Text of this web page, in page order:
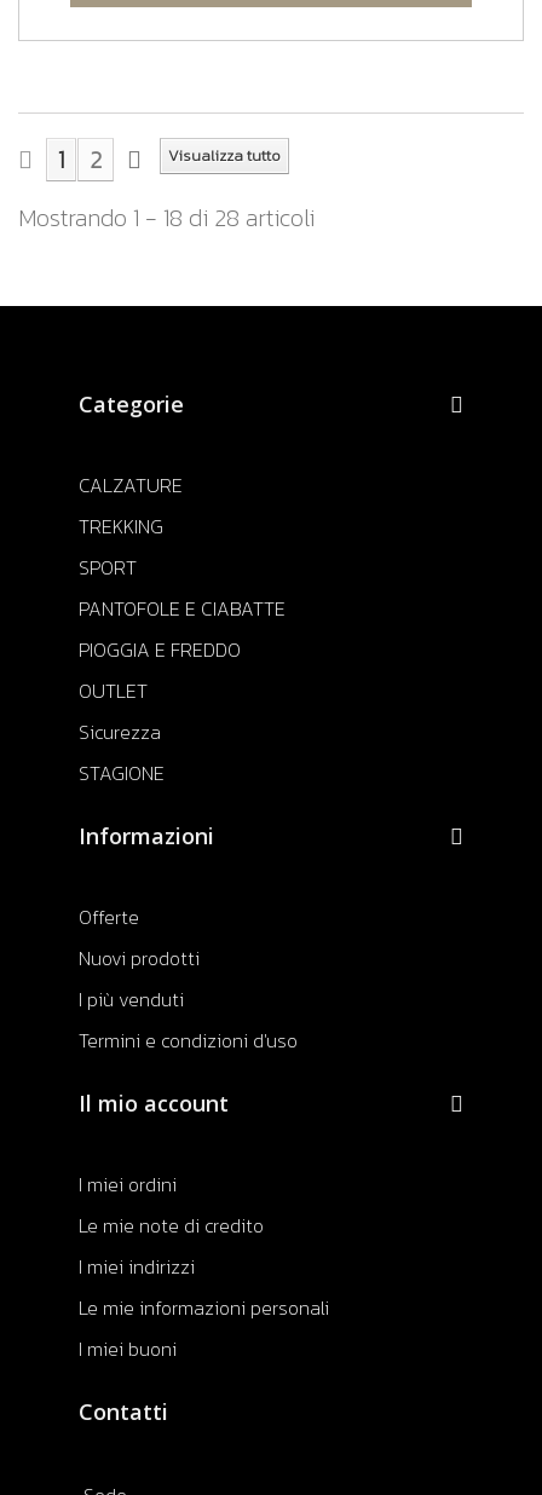
Visualizza tutto
1
2
Mostrando 1 - 18 di 28 articoli
Categorie
CALZATURE
TREKKING
SPORT
PANTOFOLE E CIABATTE
PIOGGIA E FREDDO
OUTLET
Sicurezza
STAGIONE
Informazioni
Offerte
Nuovi prodotti
I più venduti
Termini e condizioni d'uso
Il mio account
I miei ordini
Le mie note di credito
I miei indirizzi
Le mie informazioni personali
I miei buoni
Contatti